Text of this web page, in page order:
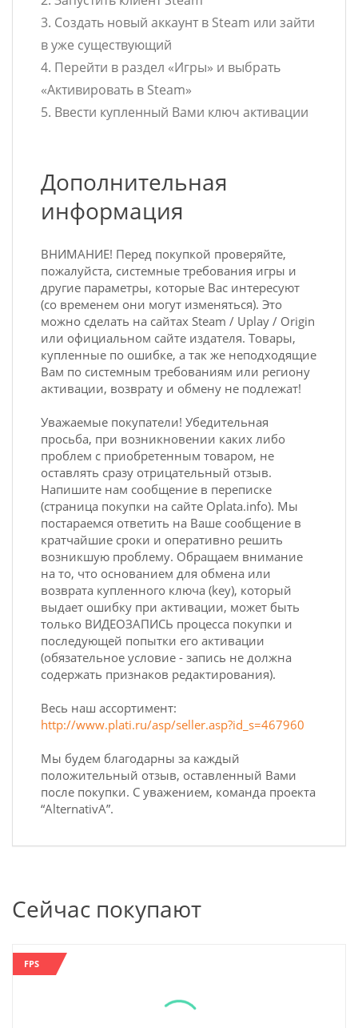
3. Создать новый аккаунт в Steam или зайти
в уже существующий
4. Перейти в раздел «Игры» и выбрать
«Активировать в Steam»
5. Ввести купленный Вами ключ активации
Дополнительная
информация
ВНИМАНИЕ! Перед покупкой проверяйте,
пожалуйста, системные требования игры и
другие параметры, которые Вас интересуют
(со временем они могут изменяться). Это
можно сделать на сайтах Steam / Uplay / Origin
или официальном сайте издателя. Товары,
купленные по ошибке, а так же неподходящие
Вам по системным требованиям или региону
активации, возврату и обмену не подлежат!
Уважаемые покупатели! Убедительная
просьба, при возникновении каких либо
проблем с приобретенным товаром, не
оставлять сразу отрицательный отзыв.
Напишите нам сообщение в переписке
(страница покупки на сайте Oplata.info). Мы
постараемся ответить на Ваше сообщение в
кратчайшие сроки и оперативно решить
возникшую проблему. Обращаем внимание
на то, что основанием для обмена или
возврата купленного ключа (key), который
выдает ошибку при активации, может быть
только ВИДЕОЗАПИСЬ процесса покупки и
последующей попытки его активации
(обязательное условие - запись не должна
содержать признаков редактирования).
Весь наш ассортимент:
http://www.plati.ru/asp/seller.asp?id_s=467960
Мы будем благодарны за каждый
положительный отзыв, оставленный Вами
после покупки. С уважением, команда проекта
“AlternativA”.
Сейчас покупают
FPS